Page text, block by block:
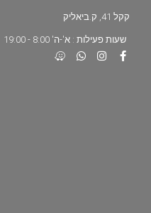
קקל 41, ק.ביאליק
שעות פעילות : א'-ה' 8:00 - 19:00